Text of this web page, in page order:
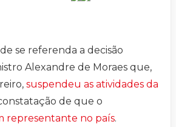
se referenda a decisão
Alexandre de Moraes que,
suspendeu as atividades da
de que o
representante no país.